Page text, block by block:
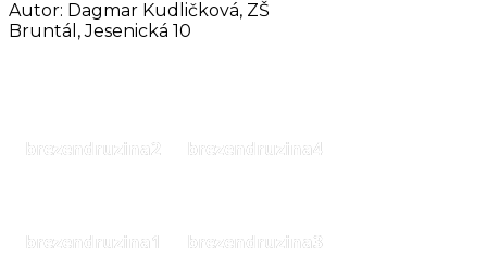
Autor: Dagmar Kudličková, ZŠ
Bruntál, Jesenická 10
brezendruzina2 brezendruzina4
brezendruzina1 brezendruzina3